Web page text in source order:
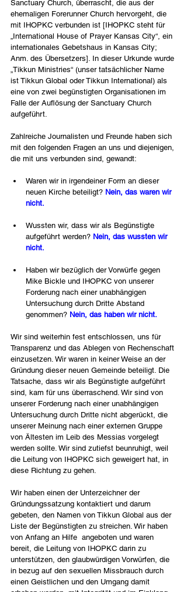
Sanctuary Church, überrascht, die aus der
ehemaligen Forerunner Church hervorgeht, die
mit IHOPKC verbunden ist [IHOPKC steht für
„International House of Prayer Kansas City“, ein
internationales Gebetshaus in Kansas City;
Anm. des Übersetzers]. In dieser Urkunde wurde
„Tikkun Ministries“ (unser tatsächlicher Name
ist Tikkun Global oder Tikkun International) als
eine von zwei begünstigten Organisationen im
Falle der Auflösung der Sanctuary Church
aufgeführt.
Zahlreiche Journalisten und Freunde haben sich
mit den folgenden Fragen an uns und diejenigen,
die mit uns verbunden sind, gewandt:
Waren wir in irgendeiner Form an dieser
neuen Kirche beteiligt? Nein, das waren wir
nicht.
Wussten wir, dass wir als Begünstigte
aufgeführt werden? Nein, das wussten wir
nicht.
Haben wir bezüglich der Vorwürfe gegen
Mike Bickle und IHOPKC von unserer
Forderung nach einer unabhängigen
Untersuchung durch Dritte Abstand
genommen? Nein, das haben wir nicht.
Wir sind weiterhin fest entschlossen, uns für
Transparenz und das Ablegen von Rechenschaft
einzusetzen. Wir waren in keiner Weise an der
Gründung dieser neuen Gemeinde beteiligt. Die
Tatsache, dass wir als Begünstigte aufgeführt
sind, kam für uns überraschend. Wir sind von
unserer Forderung nach einer unabhängigen
Untersuchung durch Dritte nicht abgerückt, die
unserer Meinung nach einer externen Gruppe
von Ältesten im Leib des Messias vorgelegt
werden sollte. Wir sind zutiefst beunruhigt, weil
die Leitung von IHOPKC sich geweigert hat, in
diese Richtung zu gehen.
Wir haben einen der Unterzeichner der
Gründungssatzung kontaktiert und darum
gebeten, den Namen von Tikkun Global aus der
Liste der Begünstigten zu streichen. Wir haben
von Anfang an Hilfe  angeboten und waren
bereit, die Leitung von IHOPKC darin zu
unterstützen, den glaubwürdigen Vorwürfen, die
in bezug auf den sexuellen Missbrauch durch
einen Geistlichen und den Umgang damit